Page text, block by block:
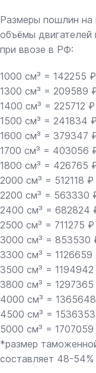
Размеры пошлин на
объёмы
при ввозе в РФ:
1000 см³ = 142255 ₽
1300 см³ = 209589
1400 см³ = 225712 ₽
1500 см³ = 241834 ₽
1600 см³ = 379347
1700 см³ = 403056
1800 см³ = 426765
2000 см³ = 512118 ₽
2200 см³ = 563330
2400 см³ = 682824
2500 см³ = 711275 ₽
3000 см³ = 853530
3300 см³ = 1126659
3500 см³ = 1194942
3800 см³ = 1297365
4000 см³ =
4500 см³ =
5000 см³ =
*размер
составляет 48-